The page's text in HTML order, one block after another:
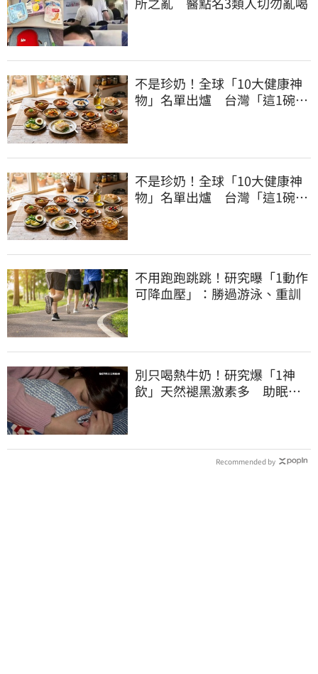
不是珍奶！全球「10大健康神
物」名單出爐 台灣「這1碗」
不是珍奶！全球「10大健康神
物」名單出爐 台灣「這1碗」
不用跑跑跳跳！研究曝「1動作
可降血壓」：勝過游泳、重訓
別只喝熱牛奶！研究爆「1神
飲」天然褪黑激素多 助眠又
Recommended by